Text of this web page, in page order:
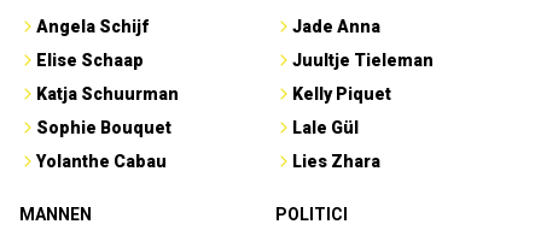
Angela Schijf
Elise Schaap
Katja Schuurman
Sophie Bouquet
Yolanthe Cabau
Jade Anna
Juultje Tieleman
Kelly Piquet
Lale Gül
Lies Zhara
MANNEN
POLITICI